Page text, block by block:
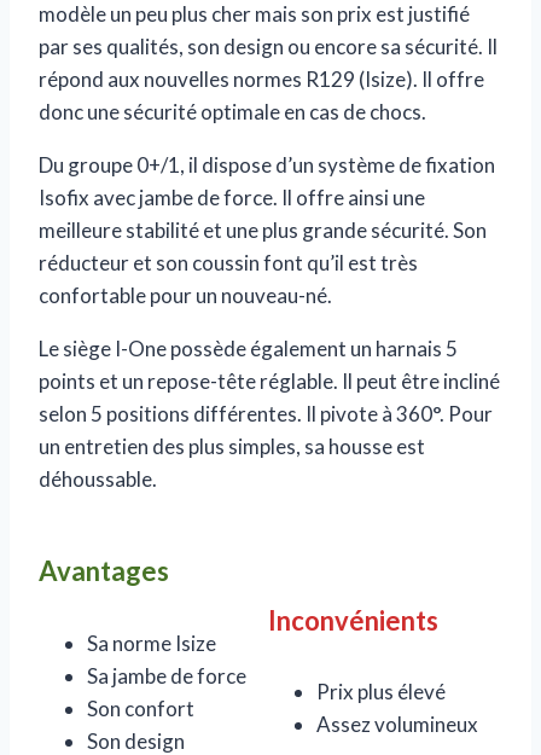
modèle un peu plus cher mais son prix est justifié
par ses qualités, son design ou encore sa sécurité. Il
répond aux nouvelles normes R129 (Isize). Il offre
donc une sécurité optimale en cas de chocs.
Du groupe 0+/1, il dispose d’un système de fixation
Isofix avec jambe de force. Il offre ainsi une
meilleure stabilité et une plus grande sécurité. Son
réducteur et son coussin font qu’il est très
confortable pour un nouveau-né.
Le siège I-One possède également un harnais 5
points et un repose-tête réglable. Il peut être incliné
selon 5 positions différentes. Il pivote à 360°. Pour
un entretien des plus simples, sa housse est
déhoussable.
Avantages
Sa norme Isize
Sa jambe de force
Son confort
Son design
Inconvénients
Prix plus élevé
Assez volumineux